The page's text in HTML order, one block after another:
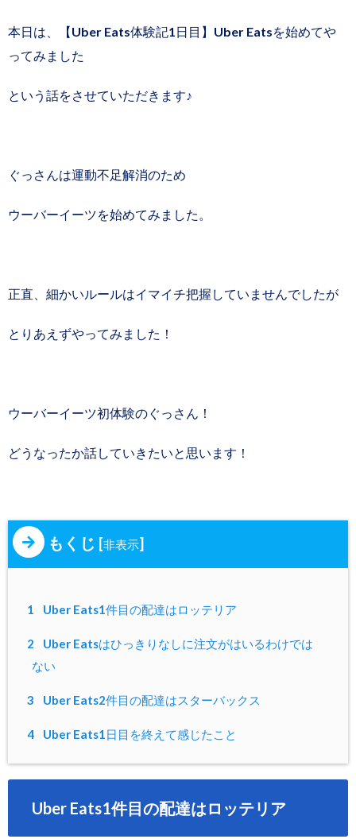
本日は、【Uber Eats体験記1日目】Uber Eatsを始めてや
ってみました
という話をさせていただきます♪
ぐっさんは運動不足解消のため
ウーバーイーツを始めてみました。
正直、細かいルールはイマイチ把握していませんでしたが
とりあえずやってみました！
ウーバーイーツ初体験のぐっさん！
どうなったか話していきたいと思います！
もくじ [非表示]
1 Uber Eats1件目の配達はロッテリア
2
Uber Eatsはひっきりなしに注文がはいるわけでは
ない
3 Uber Eats2件目の配達はスターバックス
4 Uber Eats1日目を終えて感じたこと
Uber Eats1件目の配達はロッテリア